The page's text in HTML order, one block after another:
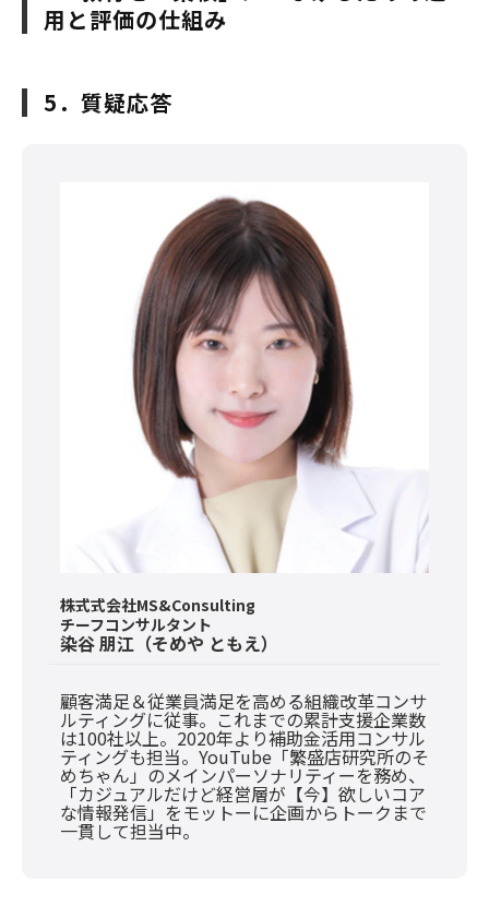
用と評価の仕組み
5．質疑応答
株式式会社MS&Consulting
チーフコンサルタント
染谷 朋江（そめや ともえ）
顧客満足＆従業員満足を高める組織改革コンサ
ルティングに従事。これまでの累計支援企業数
は100社以上。2020年より補助金活用コンサル
ティングも担当。YouTube「繁盛店研究所のそ
めちゃん」のメインパーソナリティーを務め、
「カジュアルだけど経営層が【今】欲しいコア
な情報発信」をモットーに企画からトークまで
一貫して担当中。